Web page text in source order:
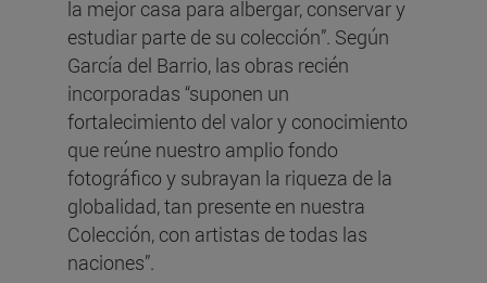
la mejor casa para albergar, conservar y
estudiar parte de su colección”. Según
García del Barrio, las obras recién
incorporadas “suponen un
fortalecimiento del valor y conocimiento
que reúne nuestro amplio fondo
fotográfico y subrayan la riqueza de la
globalidad, tan presente en nuestra
Colección, con artistas de todas las
naciones”.